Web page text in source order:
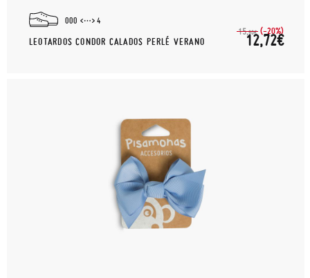
000 4
LEOTARDOS CONDOR CALADOS PERLÉ VERANO
15,90€ (-20%)
12,72€